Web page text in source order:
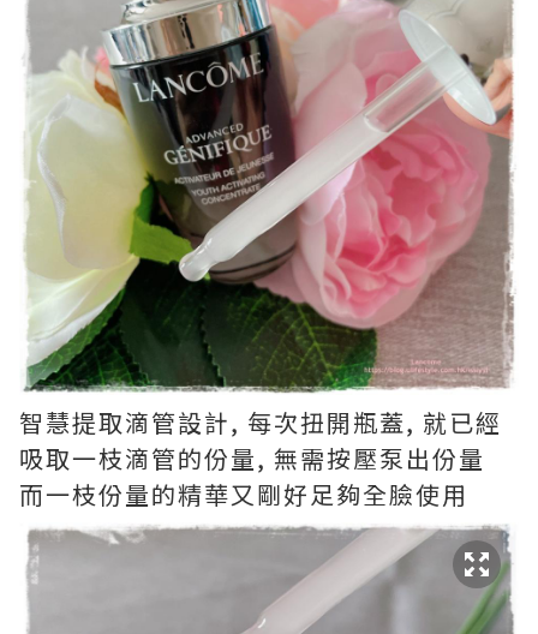
智慧提取滴管設計, 每次扭開瓶蓋, 就已經
吸取一枝滴管的份量, 無需按壓泵出份量
而一枝份量的精華又剛好足夠全臉使用